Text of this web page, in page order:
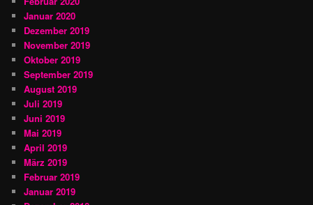
Januar 2020
Dezember 2019
November 2019
Oktober 2019
September 2019
August 2019
Juli 2019
Juni 2019
Mai 2019
April 2019
März 2019
Februar 2019
Januar 2019